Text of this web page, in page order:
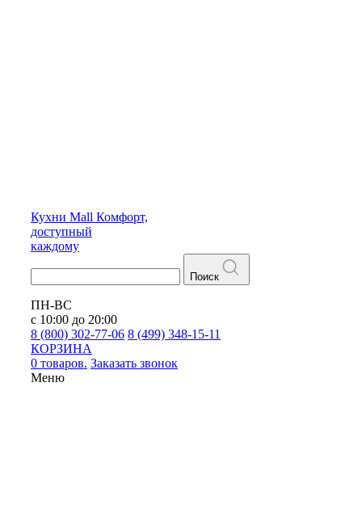
Кухни Mall Комфорт,
доступный
каждому
Поиск
ПН-ВС
с 10:00 до 20:00
8 (800) 302-77-06 8 (499) 348-15-11
КОРЗИНА
0 товаров. Заказать звонок
Меню